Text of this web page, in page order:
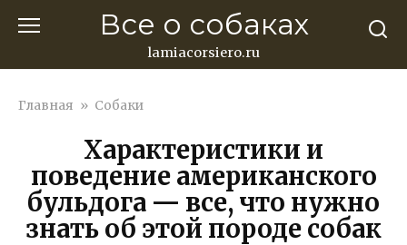
Все о собаках
lamiacorsiero.ru
Главная » Собаки
Характеристики и
поведение американского
бульдога — все, что нужно
знать об этой породе собак